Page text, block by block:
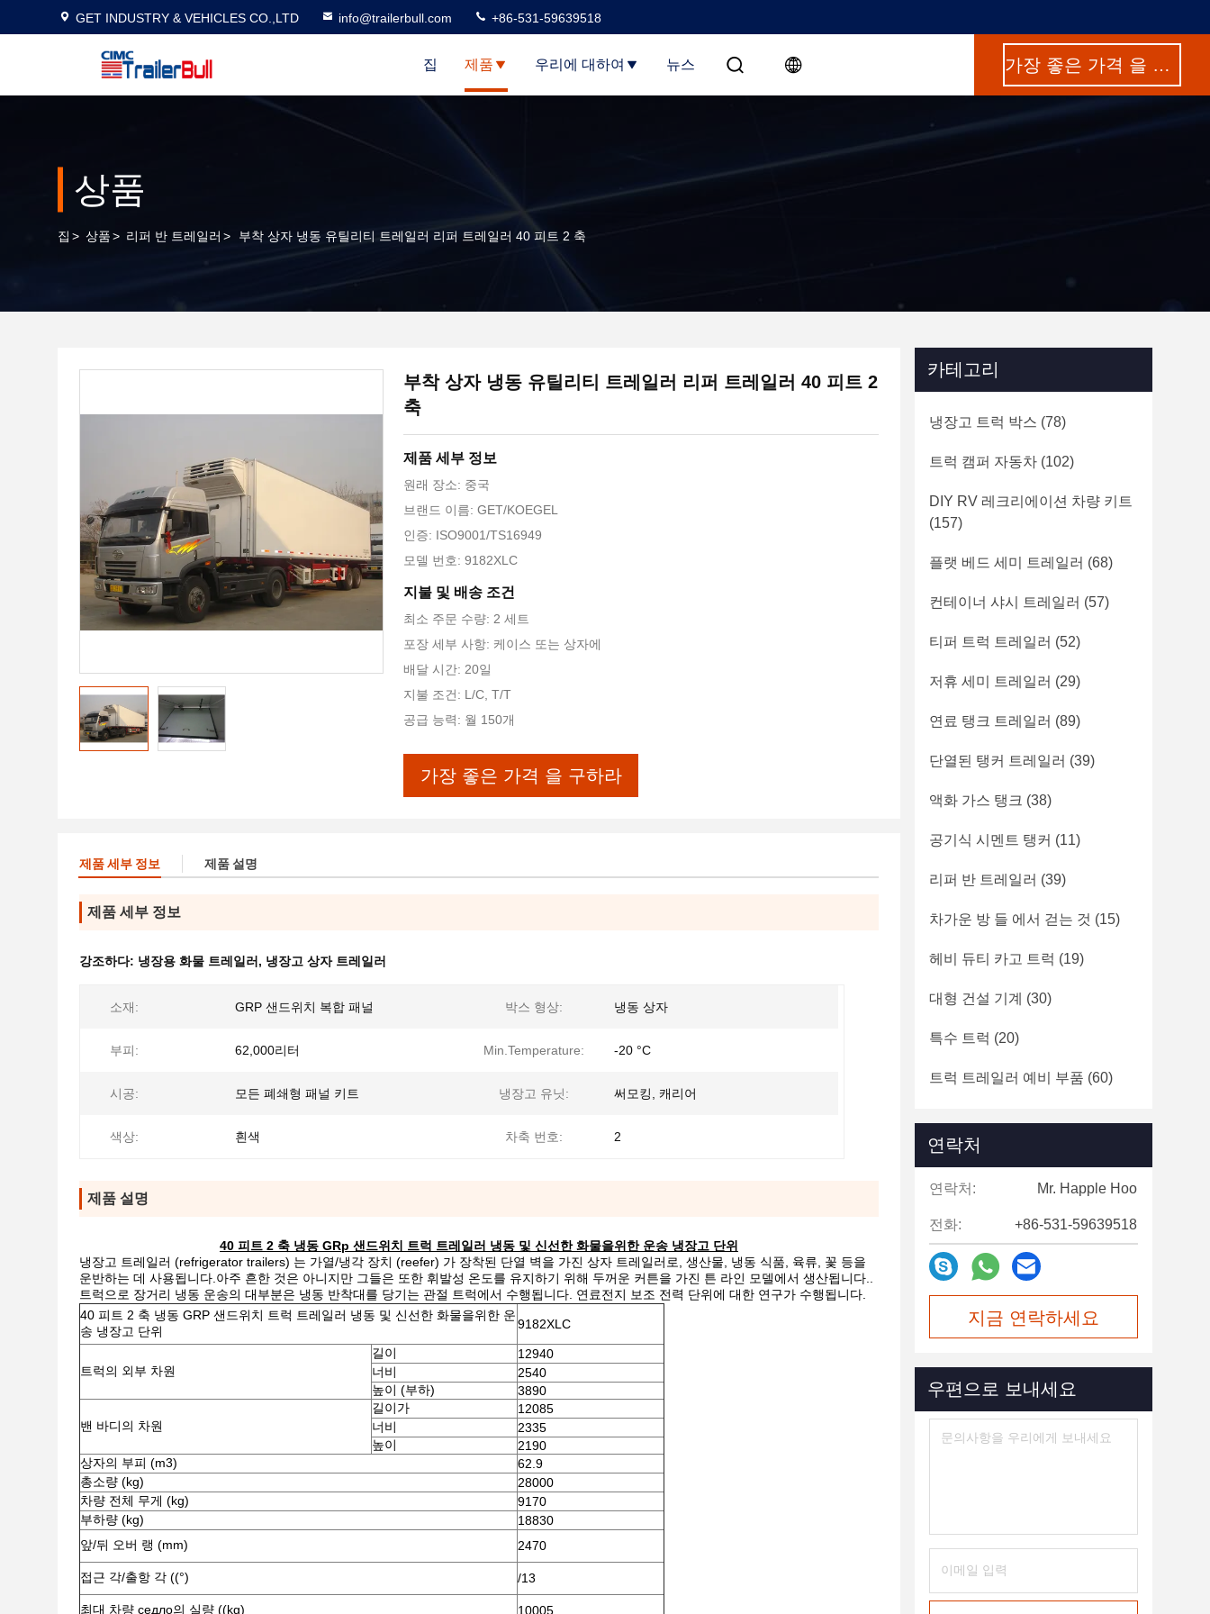
GET INDUSTRY & VEHICLES CO.,LTD info@trailerbull.com +86-531-59639518
집 제품 우리에 대하여 뉴스 가장 좋은 가격 을 구하라
상품
집 > 상품> 리퍼 반 트레일러 > 부착 상자 냉동 유틸리티 트레일러 리퍼 트레일러 40 피트 2 축
부착 상자 냉동 유틸리티 트레일러 리퍼 트레일러 40 피트 2
축
제품 세부 정보
원래 장소: 중국
브랜드 이름: GET/KOEGEL
인증: ISO9001/TS16949
모델 번호: 9182XLC
지불 및 배송 조건
최소 주문 수량: 2 세트
포장 세부 사항: 케이스 또는 상자에
배달 시간: 20일
지불 조건: L/C, T/T
공급 능력: 월 150개
가장 좋은 가격 을 구하라
제품 세부 정보 제품 설명
제품 세부 정보
강조하다: 냉장용 화물 트레일러 , 냉장고 상자 트레일러
소재: GRP 샌드위치 복합 패널 박스 형상: 냉동 상자
부피: 62,000리터 Min.Temperature: -20 °C
시공: 모든 폐쇄형 패널 키트 냉장고 유닛: 써모킹, 캐리어
색상: 흰색 차축 번호: 2
제품 설명
40 피트 2 축 냉동 GRp 샌드위치 트럭 트레일러 냉동 및 신선한 화물을위한 운송 냉장고 단위
냉장고 트레일러 (refrigerator trailers) 는 가열/냉각 장치 (reefer) 가 장착된 단열 벽을 가진 상자 트레일러로, 생산물, 냉동 식품, 육류, 꽃 등을
운반하는 데 사용됩니다.아주 흔한 것은 아니지만 그들은 또한 휘발성 온도를 유지하기 위해 두꺼운 커튼을 가진 튼 라인 모델에서 생산됩니다..
트럭으로 장거리 냉동 운송의 대부분은 냉동 반착대를 당기는 관절 트럭에서 수행됩니다. 연료전지 보조 전력 단위에 대한 연구가 수행됩니다.
40 피트 2 축 냉동 GRP 샌드위치 트럭 트레일러 냉동 및 신선한 화물을위한 운
송 냉장고 단위
9182XLC
트럭의 외부 차원
길이
12940
너비
2540
높이 (부하)
3890
밴 바디의 차원
길이가
12085
너비
2335
높이
2190
상자의 부피 (m3)
62.9
총소량 (kg)
28000
차량 전체 무게 (kg)
9170
부하량 (kg)
18830
앞/뒤 오버 랭 (mm)
2470
접근 각/출항 각 ((°) /13
최대 차량 седло의 실량 ((kg) 10005
카테고리
냉장고 트럭 박스 (78)
트럭 캠퍼 자동차 (102)
DIY RV 레크리에이션 차량 키트
(157)
플랫 베드 세미 트레일러 (68)
컨테이너 샤시 트레일러 (57)
티퍼 트럭 트레일러 (52)
저휴 세미 트레일러 (29)
연료 탱크 트레일러 (89)
단열된 탱커 트레일러 (39)
액화 가스 탱크 (38)
공기식 시멘트 탱커 (11)
리퍼 반 트레일러 (39)
차가운 방 들 에서 걷는 것 (15)
헤비 듀티 카고 트럭 (19)
대형 건설 기계 (30)
특수 트럭 (20)
트럭 트레일러 예비 부품 (60)
연락처
연락처: Mr. Happle Hoo
전화: +86-531-59639518
지금 연락하세요
우편으로 보내세요